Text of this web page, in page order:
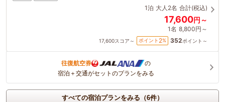
1泊 大人2名 合計(税込)
17,600円～
1名 8,800円～
17,600スコア～ ポイント 2% 352ポイント～
往復航空券
の
宿泊＋交通がセットのプランをみる
すべての宿泊プランをみる（6件）